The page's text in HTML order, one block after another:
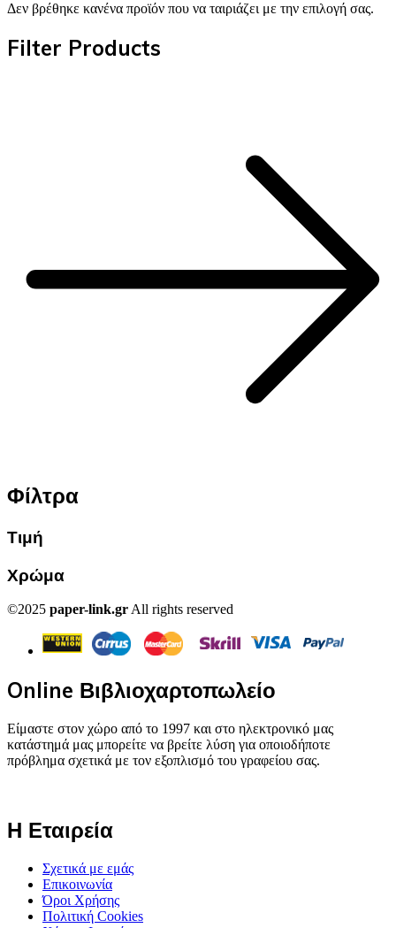
Δεν βρέθηκε κανένα προϊόν που να ταιριάζει με την επιλογή σας.
Filter Products
Φίλτρα
Τιμή
Χρώμα
©2025 paper-link.gr All rights reserved
Online Βιβλιοχαρτοπωλείο
Είμαστε στον χώρο από το 1997 και στο ηλεκτρονικό μας
κατάστημά μας μπορείτε να βρείτε λύση για οποιοδήποτε
πρόβλημα σχετικά με τον εξοπλισμό του γραφείου σας.
Η Εταιρεία
Σχετικά με εμάς
Επικοινωνία
Όροι Χρήσης
Πολιτική Cookies